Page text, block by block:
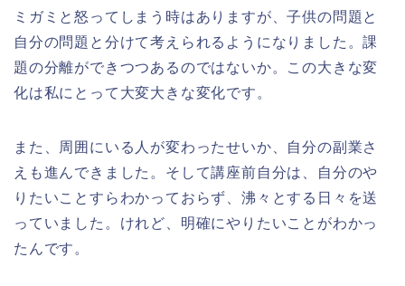
ミガミと怒ってしまう時はありますが、子供の問題と
自分の問題と分けて考えられるようになりました。課
題の分離ができつつあるのではないか。この大きな変
化は私にとって大変大きな変化です。
また、周囲にいる人が変わったせいか、自分の副業さ
えも進んできました。そして講座前自分は、自分のや
りたいことすらわかっておらず、沸々とする日々を送
っていました。けれど、明確にやりたいことがわかっ
たんです。